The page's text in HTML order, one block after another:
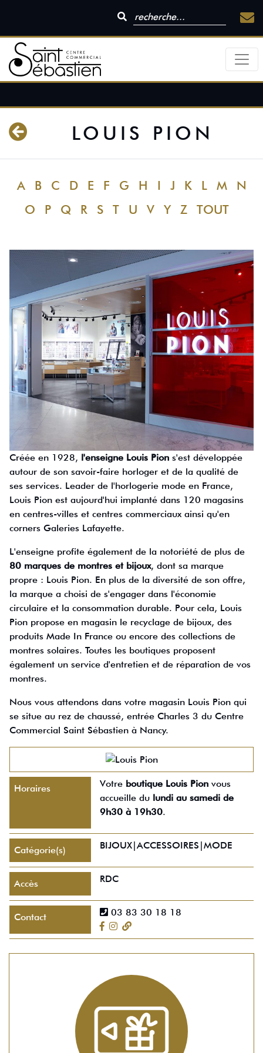
LOUIS PION
A B C D E F G H I J K L M
N
O
P Q R S T U V Y Z TOUT
Créée en 1928, l'enseigne Louis Pion s'est développée
autour de son savoir-faire horloger et de la qualité de
ses services. Leader de l'horlogerie mode en France,
Louis Pion est aujourd'hui implanté dans 120 magasins
en centres-villes et centres commerciaux ainsi qu'en
corners Galeries Lafayette.
L'enseigne profite également de la notoriété de plus de
80 marques de montres et bijoux, dont sa marque
propre : Louis Pion. En plus de la diversité de son offre,
la marque a choisi de s'engager dans l'économie
circulaire et la consommation durable. Pour cela, Louis
Pion propose en magasin le recyclage de bijoux, des
produits Made In France ou encore des collections de
montres solaires. Toutes les boutiques proposent
également un service d'entretien et de réparation de vos
montres.
Nous vous attendons dans votre magasin Louis Pion qui
se situe au rez de chaussé, entrée Charles 3 du Centre
Commercial Saint Sébastien à Nancy.
Horaires Votre boutique Louis Pionvous
accueille du lundi au samedi de
9h30 à 19h30.
Catégorie(s) BIJOUX|ACCESSOIRES|MODE
Accès RDC
Contact 03 83 30 18 18